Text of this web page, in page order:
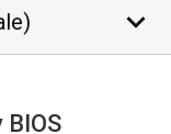
keyboard_arrow_down